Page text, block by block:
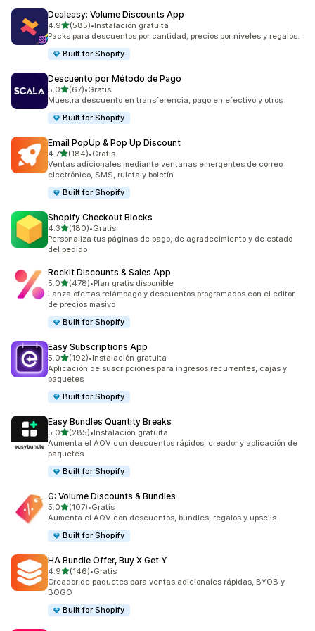
Dealeasy: Volume Discounts App
4.9de 5 estrellas
(585)
585 reseñas en total
•Instalación gratuita
Packs para descuentos por cantidad, precios por niveles y regalos.
Built for Shopify
Descuento por Método de Pago
5.0de 5 estrellas
(67)
67 reseñas en total
•Gratis
Muestra descuento en transferencia, pago en efectivo y otros
Built for Shopify
Email PopUp & Pop Up Discount
4.7de 5 estrellas
(184)
184 reseñas en total
•Gratis
Ventas adicionales mediante ventanas emergentes de correo
electrónico, SMS, ruleta y boletín
Built for Shopify
Shopify Checkout Blocks
4.3de 5 estrellas
(180)
180 reseñas en total
•Gratis
Personaliza tus páginas de pago, de agradecimiento y de estado
del pedido
Rockit Discounts & Sales App
5.0de 5 estrellas
(478)
478 reseñas en total
•Plan gratis disponible
Lanza ofertas relámpago y descuentos programados con el editor
de precios masivo
Built for Shopify
Easy Subscriptions App
5.0de 5 estrellas
(192)
192 reseñas en total
•Instalación gratuita
Aplicación de suscripciones para ingresos recurrentes, cajas y
paquetes
Built for Shopify
Easy Bundles Quantity Breaks
5.0de 5 estrellas
(285)
285 reseñas en total
•Instalación gratuita
Aumenta el AOV con descuentos rápidos, creador y aplicación de
paquetes
Built for Shopify
G: Volume Discounts & Bundles
5.0de 5 estrellas
(107)
107 reseñas en total
•Gratis
Aumenta el AOV con descuentos, bundles, regalos y upsells
Built for Shopify
HA Bundle Offer, Buy X Get Y
4.9de 5 estrellas
(146)
146 reseñas en total
•Gratis
Creador de paquetes para ventas adicionales rápidas, BYOB y
BOGO
Built for Shopify